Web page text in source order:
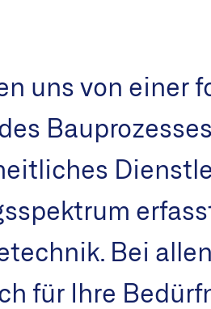
uns von einer
Bei
für Ihre